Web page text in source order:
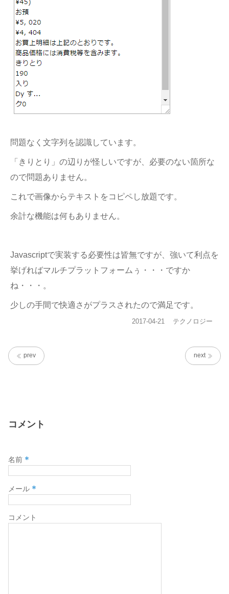
問題なく文字列を認識しています。
「きりとり」の辺りが怪しいですが、必要のない箇所な
ので問題ありません。
これで画像からテキストをコピペし放題です。
余計な機能は何もありません。
Javascriptで実装する必要性は皆無ですが、強いて利点を
挙げればマルチプラットフォームぅ・・・ですか
ね・・・。
少しの手間で快適さがプラスされたので満足です。
投
2017-04-21
カ
テクノロジー
prev next
コメント
コメント
名前 *
メール *